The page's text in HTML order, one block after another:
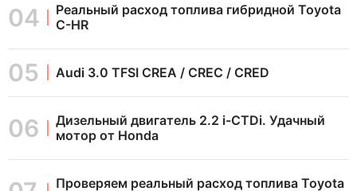
Реальный расход топлива гибридной Toyota
C-HR
Audi 3.0 TFSI CREA / CREC / CRED
Дизельный двигатель 2.2 i-CTDi. Удачный
мотор от Honda
Проверяем реальный расход топлива Toyota